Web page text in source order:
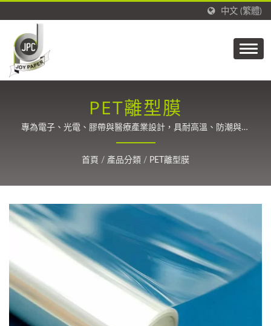
中文 (繁體)
PET離型膜
專為電子、光電、膠帶與醫療產業設計，具耐高溫、防潮與優
異脫離穩定性 / 自1988年以來，提供碳纖維、包裝、標籤、
貼紙、醫療和膠帶的精密塗佈技術。
首頁 / 產品分類 / PET離型膜